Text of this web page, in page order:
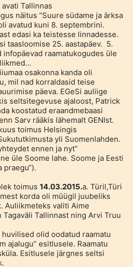
Tallinnas
näitus “Suure südame ja ärksa
avatud kuni 8. septembrini.
edasi ka teistesse linnadesse.
taasloomise 25. aastapäev. 5.
infopäevad raamatukogudes üle
osakonna kanda oli
mil nad korraldasid teise
päeva. EGeSi auliige
seltsitegevuse ajaloost, Patrick
koostatud eraandmebaasi
Sarv rääkis lähemalt GENIst.
toimus Helsingis
yli Suomenlahden.
ennen ja nyt”
üle Soome lahe. Soome ja Eesti
praegu“).
toimus14.03.2015.a. Türil,Türi
korda oli müügil juubeliks
Auliikmeteks valiti Aime
Tagaväli Tallinnast ning Arvi Truu
olid oodatud raamatu
ajalugu” esitlusele. Raamatu
Esitlusele järgnes seltsi